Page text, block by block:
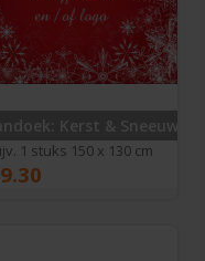
Kerst & Sneeuw
1 stuks 150 x 130 cm